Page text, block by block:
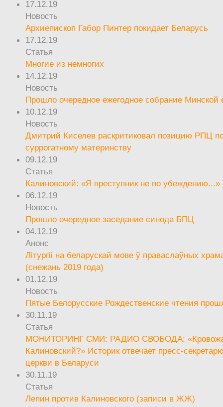
17.12.19
Новость
Архиепископ Габор Пинтер покидает Беларусь
17.12.19
Статья
Многие из немногих
14.12.19
Новость
Прошло очередное ежегодное собрание
10.12.19
Новость
Дмитрий Киселев раскритиковал позицию РПЦ
суррогатному материнству
09.12.19
Статья
Калиновский: «Я преступник не по убеждению...»
06.12.19
Новость
Прошло очередное заседание синода БПЦ
04.12.19
Анонс
Літургіі на беларускай мове ў праваслаўных
(снежань 2019 года)
01.12.19
Новость
Пятые Белорусские Рождественские чтения
30.11.19
Статья
МОНИТОРИНГ СМИ: РАДИО СВОБОДА:
Калиновский?» Историк отвечает пресс-
церкви в Беларуси
30.11.19
Статья
Лепин против Калиновского (записи в ЖЖ)